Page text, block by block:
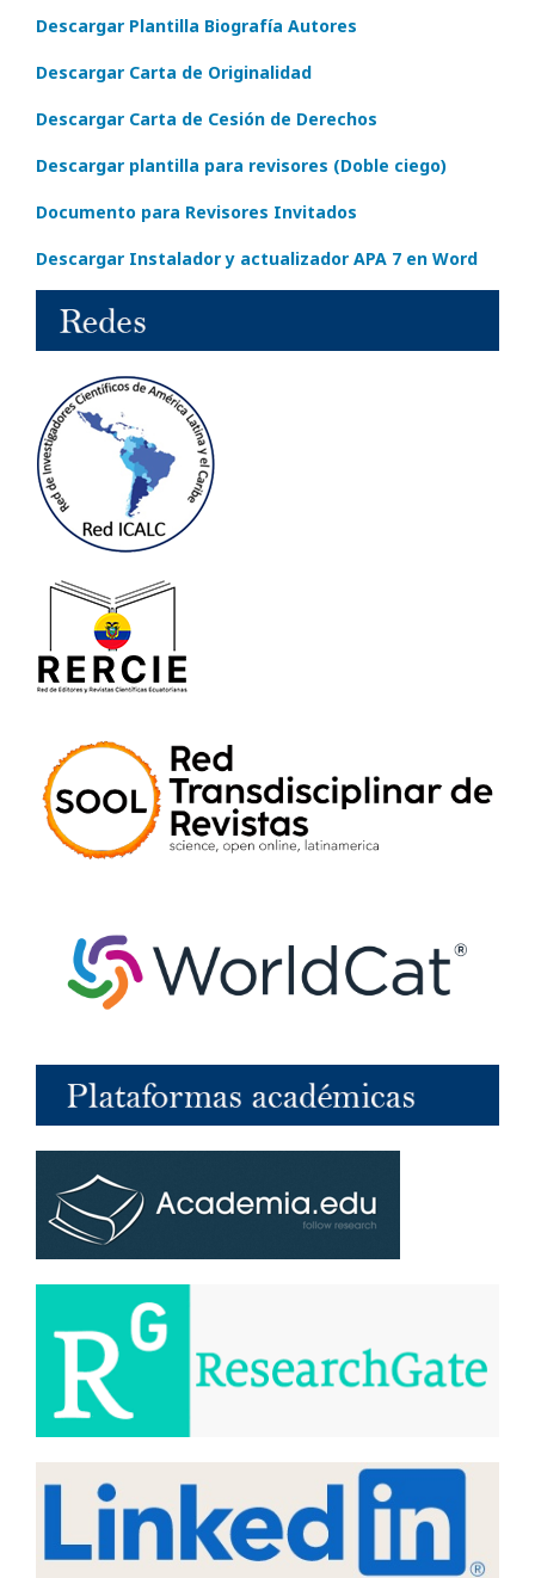
Descargar Plantilla Biografía Autores
Descargar Carta de Originalidad
Descargar Carta de Cesión de Derechos
Descargar plantilla para revisores (Doble ciego)
Documento para Revisores Invitados
Descargar Instalador y actualizador APA 7 en Word